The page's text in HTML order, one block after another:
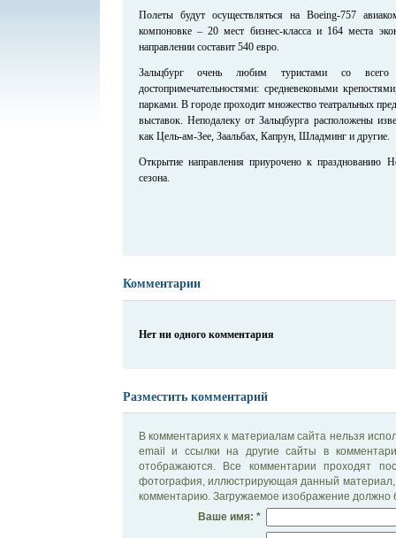
Полеты будут осуществляться на Boeing-757
компоновке – 20 мест бизнес-класса и 164 места
направлении составит 540 евро.
Зальцбург очень любим туристами со
достопримечательностями: средневековыми
парками. В городе проходит множество театральных
выставок. Неподалеку от Зальцбурга расположены
как Цель-ам-Зее, Заальбах, Капрун, Шладминг и другие.
Открытие направления приурочено к празднованию
сезона.
Комментарии
Нет ни одного комментария
Разместить комментарий
В комментариях к материалам сайта нельзя
email и ссылки на другие сайты в
отображаются. Все комментарии проходят
фотография, иллюстрирующая данный материал,
комментарию. Загружаемое изображение должно
Ваше имя: *